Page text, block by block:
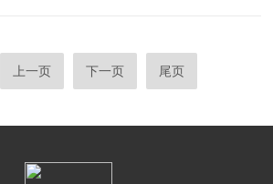
，主要有以下几点：
上一页 下一页 尾页